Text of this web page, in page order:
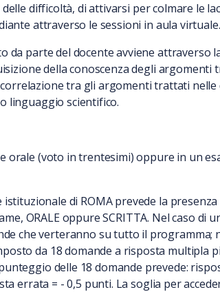
difficoltà, di attivarsi per colmare le
attraverso le sessioni in aula virtuale.
da parte del docente avviene attraverso
della conoscenza degli argomenti
tra gli argomenti trattati nelle
linguaggio scientifico.
orale (voto in trentesimi) oppure in un
di ROMA prevede la
ORALE oppure SCRITTA. Nel caso di
che verteranno su tutto il programma;
da 18 domande a risposta multipla
delle 18 domande prevede:
errata = - 0,5 punti. La soglia per